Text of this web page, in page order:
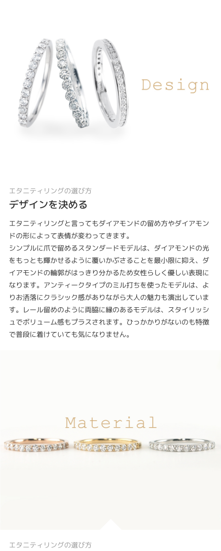
エタニティリングの選び方
デザインを決める
エタニティリングと言ってもダイアモンドの留め方やダイアモン
ドの形によって表情が変わってきます。
シンプルに爪で留めるスタンダードモデルは、ダイアモンドの光
をもっとも輝かせるように覆いかぶさることを最小限に抑え、ダ
イアモンドの輪郭がはっきり分かるため女性らしく優しい表現に
なります。アンティークタイプのミル打ちを使ったモデルは、よ
りお洒落にクラシック感がありながら大人の魅力も演出していま
す。レール留めのように両脇に縁のあるモデルは、スタイリッシ
ュでボリューム感もプラスされます。ひっかかりがないのも特徴
で普段に着けていても気になりません。
エタニティリングの選び方